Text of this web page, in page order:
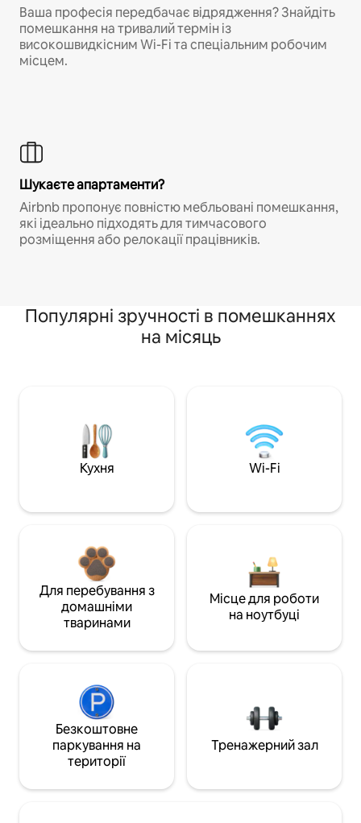
Ваша професія передбачає відрядження? Знайдіть
помешкання на тривалий термін із
високошвидкісним Wi-Fi та спеціальним робочим
місцем.
Шукаєте апартаменти?
Airbnb пропонує повністю мебльовані помешкання,
які ідеально підходять для тимчасового
розміщення або релокації працівників.
Популярні зручності в помешканнях
на місяць
Кухня Wi-Fi
Для перебування з
домашніми
тваринами
Місце для роботи
на ноутбуці
Безкоштовне
паркування на
території
Тренажерний зал